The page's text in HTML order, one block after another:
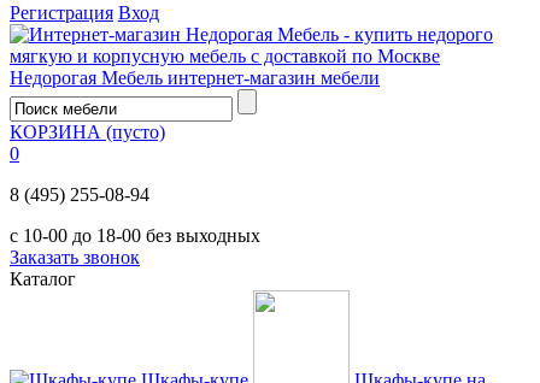
Регистрация Вход
Недорогая Мебель интернет-магазин мебели
КОРЗИНА (пусто)
0
8 (495) 255-08-94
с 10-00 до 18-00 без выходных
Заказать звонок
Каталог